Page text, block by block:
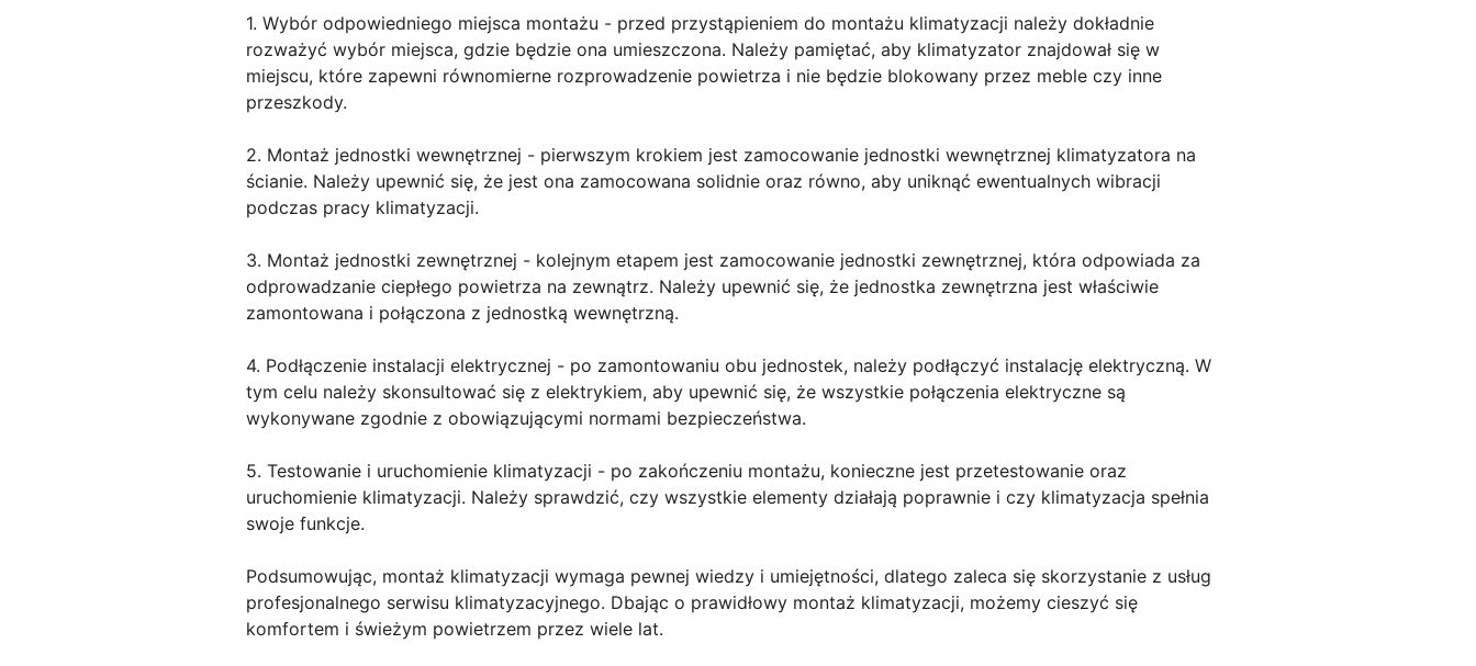
1. Wybór odpowiedniego miejsca montażu - przed przystąpieniem do montażu klimatyzacji należy dokładnie
rozważyć wybór miejsca, gdzie będzie ona umieszczona. Należy pamiętać, aby klimatyzator znajdował się w
miejscu, które zapewni równomierne rozprowadzenie powietrza i nie będzie blokowany przez meble czy inne
przeszkody.
2. Montaż jednostki wewnętrznej - pierwszym krokiem jest zamocowanie jednostki wewnętrznej klimatyzatora na
ścianie. Należy upewnić się, że jest ona zamocowana solidnie oraz równo, aby uniknąć ewentualnych wibracji
podczas pracy klimatyzacji.
3. Montaż jednostki zewnętrznej - kolejnym etapem jest zamocowanie jednostki zewnętrznej, która odpowiada za
odprowadzanie ciepłego powietrza na zewnątrz. Należy upewnić się, że jednostka zewnętrzna jest właściwie
zamontowana i połączona z jednostką wewnętrzną.
4. Podłączenie instalacji elektrycznej - po zamontowaniu obu jednostek, należy podłączyć instalację elektryczną. W
tym celu należy skonsultować się z elektrykiem, aby upewnić się, że wszystkie połączenia elektryczne są
wykonywane zgodnie z obowiązującymi normami bezpieczeństwa.
5. Testowanie i uruchomienie klimatyzacji - po zakończeniu montażu, konieczne jest przetestowanie oraz
uruchomienie klimatyzacji. Należy sprawdzić, czy wszystkie elementy działają poprawnie i czy klimatyzacja spełnia
swoje funkcje.
Podsumowując, montaż klimatyzacji wymaga pewnej wiedzy i umiejętności, dlatego zaleca się skorzystanie z usług
profesjonalnego serwisu klimatyzacyjnego. Dbając o prawidłowy montaż klimatyzacji, możemy cieszyć się
komfortem i świeżym powietrzem przez wiele lat.